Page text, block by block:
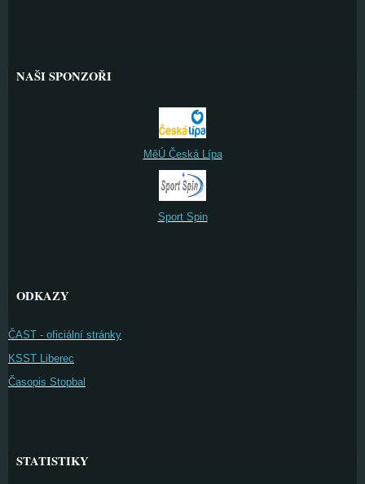
NAŠI SPONZOŘI
MěÚ Česká Lípa
Sport Spin
ODKAZY
ČAST - oficiální stránky
KSST Liberec
Časopis Stopbal
STATISTIKY